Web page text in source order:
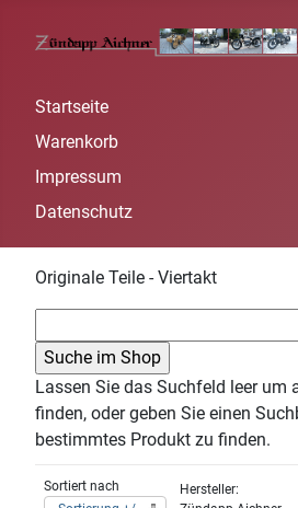
Startseite
Warenkorb
Impressum
Datenschutz
Originale Teile - Viertakt
Lassen Sie das Suchfeld leer um
finden, oder geben Sie einen
bestimmtes Produkt zu finden.
Sortiert nach
Hersteller: